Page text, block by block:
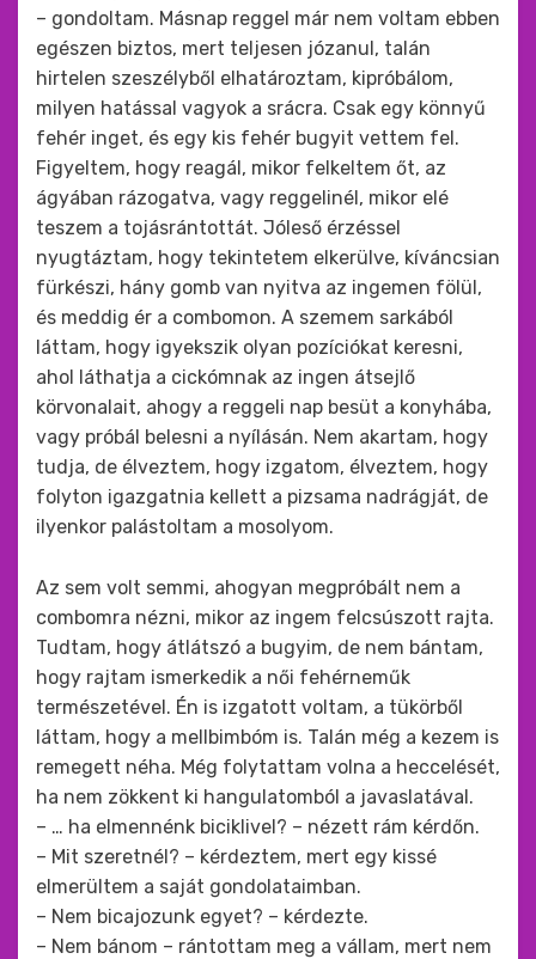
– gondoltam. Másnap reggel már nem voltam ebben
egészen biztos, mert teljesen józanul, talán
hirtelen szeszélyből elhatároztam, kipróbálom,
milyen hatással vagyok a srácra. Csak egy könnyű
fehér inget, és egy kis fehér bugyit vettem fel.
Figyeltem, hogy reagál, mikor felkeltem őt, az
ágyában rázogatva, vagy reggelinél, mikor elé
teszem a tojásrántottát. Jóleső érzéssel
nyugtáztam, hogy tekintetem elkerülve, kíváncsian
fürkészi, hány gomb van nyitva az ingemen fölül,
és meddig ér a combomon. A szemem sarkából
láttam, hogy igyekszik olyan pozíciókat keresni,
ahol láthatja a cickómnak az ingen átsejlő
körvonalait, ahogy a reggeli nap besüt a konyhába,
vagy próbál belesni a nyílásán. Nem akartam, hogy
tudja, de élveztem, hogy izgatom, élveztem, hogy
folyton igazgatnia kellett a pizsama nadrágját, de
ilyenkor palástoltam a mosolyom.
Az sem volt semmi, ahogyan megpróbált nem a
combomra nézni, mikor az ingem felcsúszott rajta.
Tudtam, hogy átlátszó a bugyim, de nem bántam,
hogy rajtam ismerkedik a női fehérneműk
természetével. Én is izgatott voltam, a tükörből
láttam, hogy a mellbimbóm is. Talán még a kezem is
remegett néha. Még folytattam volna a heccelését,
ha nem zökkent ki hangulatomból a javaslatával.
– … ha elmennénk biciklivel? – nézett rám kérdőn.
– Mit szeretnél? – kérdeztem, mert egy kissé
elmerültem a saját gondolataimban.
– Nem bicajozunk egyet? – kérdezte.
– Nem bánom – rántottam meg a vállam, mert nem